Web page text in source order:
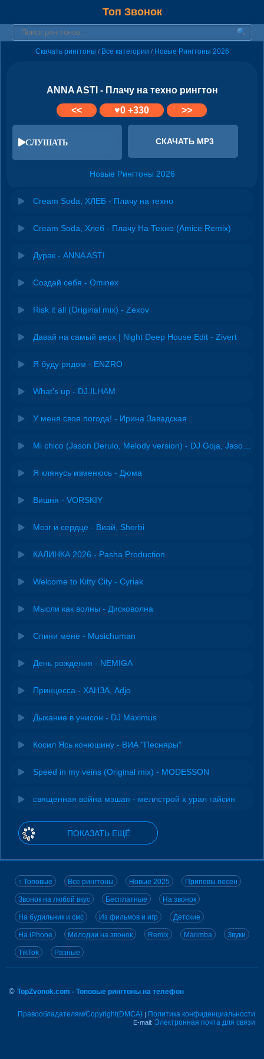
Топ Звонок
Скачать рингтоны / Все категории / Новые Рингтоны 2026
ANNA ASTI - Плачу на техно рингтон
<<
♥0+330 >>
СЛУШАТЬ СКАЧАТЬ MP3
Новые Рингтоны 2026
Cream Soda, ХЛЕБ - Плачу на техно
Cream Soda, Хлеб - Плачу На Техно (Amice Remix)
Дурак - ANNA ASTI
Создай себя - Ominex
Risk it all (Original mix) - Zexov
Давай на самый верх | Night Deep House Edit - Zivert
Я буду рядом - ENZRO
What's up - DJ.ILHAM
У меня своя погода! - Ирина Завадская
Я клянусь изменюсь - Дюма
Вишня - VORSKIY
Мозг и сердце - Виай, Sherbi
КАЛИНКА 2026 - Pasha Production
Welcome to Kitty City - Cyriak
Мысли как волны - Дисковолна
Спини мене - Musichuman
День рождения - NEMIGA
Принцесса - ХАНЗА, Adjo
Дыхание в унисон - DJ Maximus
Косил Ясь конюшину - ВИА "Песняры"
Speed in my veins (Original mix) - MODESSON
священная война мэшап - меллстрой х урал гайсин
ПОКАЗАТЬ ЕЩЁ
↑ Топовые Все рингтоны Новые 2025 Припевы песен
Звонок на любой вкус Бесплатные На звонок
На будильник и смс Из фильмов и игр Детские
На iPhone Мелодии на звонок Remix Marimba Звуки
TikTok Разные
© TopZvonok.com - Топовые рингтоны на телефон
Правообладателям/Copyright(DMCA) | Политика конфиденциальности
E-mail: Электронная почта для связи